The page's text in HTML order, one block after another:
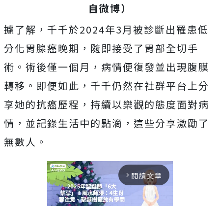
自微博）
據了解，千千於2024年3月被診斷出罹患低
分化胃腺癌晚期，隨即接受了胃部全切手
術。術後僅一個月，病情便復發並出現腹膜
轉移。即便如此，千千仍然在社群平台上分
享她的抗癌歷程，持續以樂觀的態度面對病
情，並記錄生活中的點滴，這些分享激勵了
無數人。
arrow_forward_ios 閱讀文章